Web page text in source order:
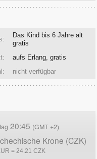
Das Kind bis 6 Jahre alt
gratis
aufs Erlang, gratis
nicht verfügbar
20:45 (GMT +2)
Krone (CZK)
= 24.21 CZK